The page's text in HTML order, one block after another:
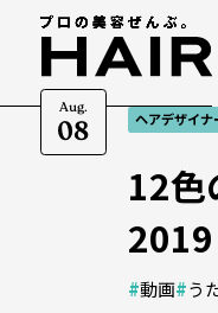
Aug.
08 ヘアデザイナ
12色
#動画#う